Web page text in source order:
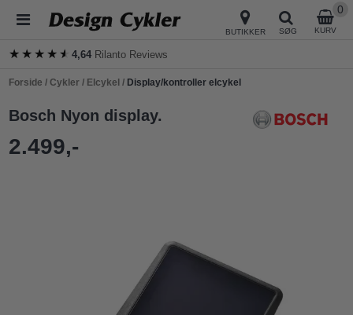
BUTIKKER SØG KURV
0
★★★★★
★★★★★4,64 Rilanto Reviews
Forside /Cykler / Elcykel / Display/kontroller elcykel
Bosch Nyon display.
2.499,-